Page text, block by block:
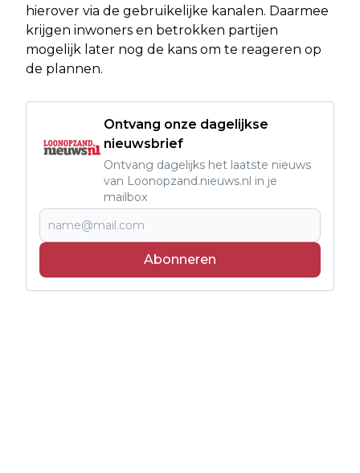
hierover via de gebruikelijke kanalen. Daarmee
krijgen inwoners en betrokken partijen
mogelijk later nog de kans om te reageren op
de plannen.
Ontvang onze dagelijkse
nieuwsbrief
Ontvang dagelijks het laatste nieuws
van Loonopzand.nieuws.nl in je
mailbox
Abonneren